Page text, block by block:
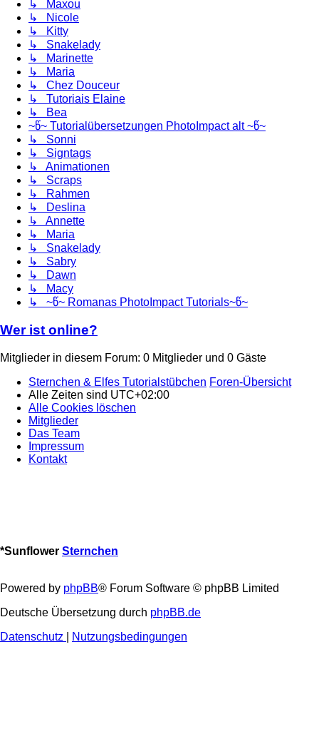
↳ Maxou
↳ Nicole
↳ Kitty
↳ Snakelady
↳ Marinette
↳ Maria
↳ Chez Douceur
↳ Tutoriais Elaine
↳ Bea
~წ~ Tutorialübersetzungen PhotoImpact alt ~წ~
↳ Sonni
↳ Signtags
↳ Animationen
↳ Scraps
↳ Rahmen
↳ Deslina
↳ Annette
↳ Maria
↳ Snakelady
↳ Sabry
↳ Dawn
↳ Macy
↳ ~წ~ Romanas PhotoImpact Tutorials~წ~
Wer ist online?
Mitglieder in diesem Forum: 0 Mitglieder und 0 Gäste
Sternchen & Elfes Tutorialstübchen Foren-Übersicht
Alle Zeiten sind UTC+02:00
Alle Cookies löschen
Mitglieder
Das Team
Impressum
Kontakt
*Sunflower Sternchen
Powered by phpBB® Forum Software © phpBB Limited
Deutsche Übersetzung durch phpBB.de
Datenschutz
Nutzungsbedingungen